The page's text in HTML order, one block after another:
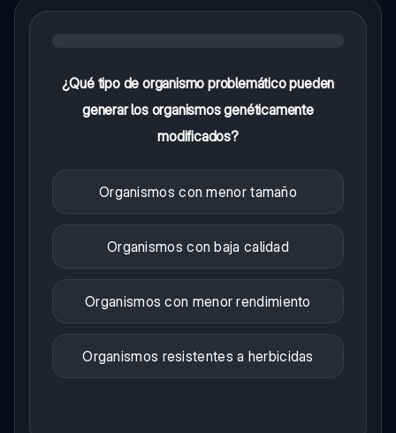
¿Qué tipo de organismo problemático pueden
generar los organismos genéticamente
modificados?
Organismos con menor tamaño
Organismos con baja calidad
Organismos con menor rendimiento
Organismos resistentes a herbicidas